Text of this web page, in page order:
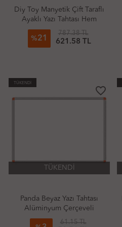
Diy Toy Manyetik Çift Taraflı
Ayaklı Yazı Tahtası Hem
Tebeşir Hem Kalemle
Kullanım
%21
787.38 TL
621.58 TL
TÜKENDİ
favorite_border
TÜKENDİ
Panda Beyaz Yazı Tahtası
Alüminyum Çerçeveli
40X55cm
61.15 TL